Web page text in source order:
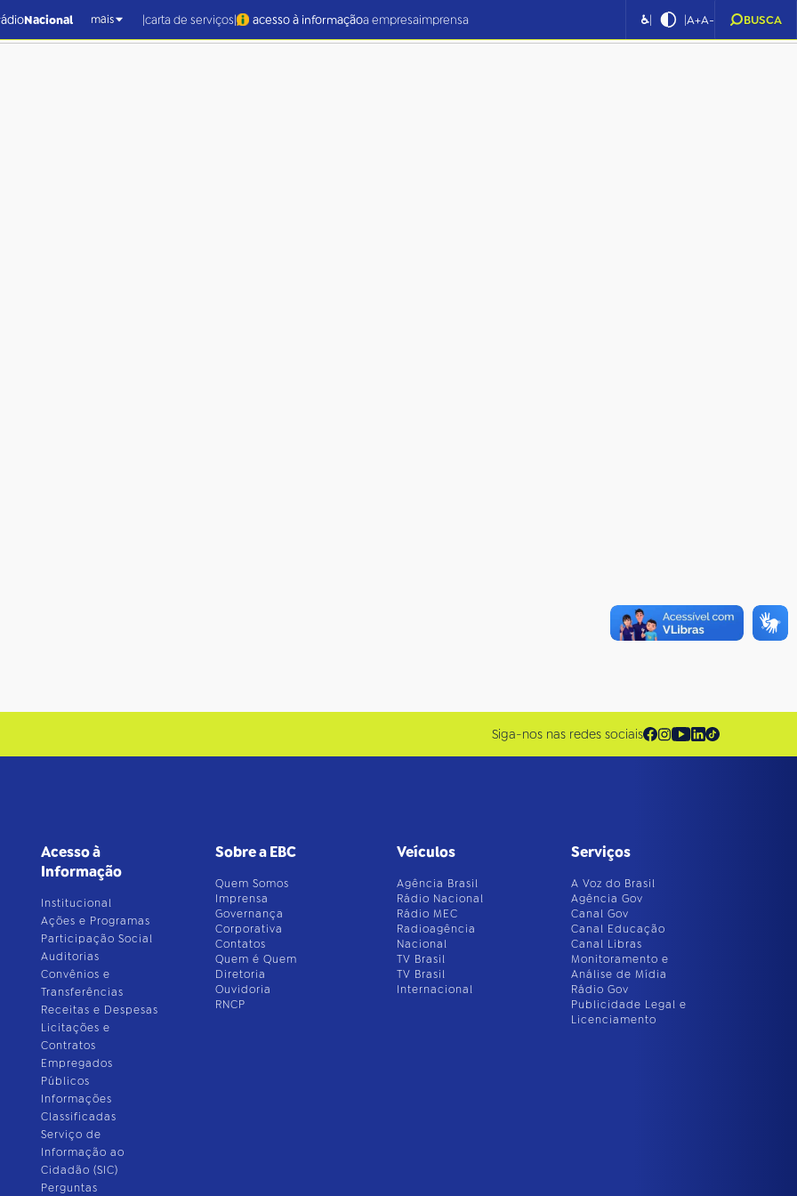
Nacional mais |carta de serviços| acesso à informaçãoa empresaimprensa ♿| |A+A- BUSCA
Siga-nos nas redes sociais
Acesso à
Informação
Institucional
Ações e Programas
Participação Social
Auditorias
Convênios e
Transferências
Receitas e Despesas
Licitações e
Contratos
Empregados
Públicos
Informações
Classificadas
Serviço de
Informação ao
Cidadão (SIC)
Perguntas
Sobre a EBC
Quem Somos
Imprensa
Governança
Corporativa
Contatos
Quem é Quem
Diretoria
Ouvidoria
RNCP
Veículos
Agência Brasil
Rádio Nacional
Rádio MEC
Radioagência
Nacional
TV Brasil
TV Brasil
Internacional
Serviços
A Voz do Brasil
Agência Gov
Canal Gov
Canal Educação
Canal Libras
Monitoramento e
Análise de Mídia
Rádio Gov
Publicidade Legal e
Licenciamento